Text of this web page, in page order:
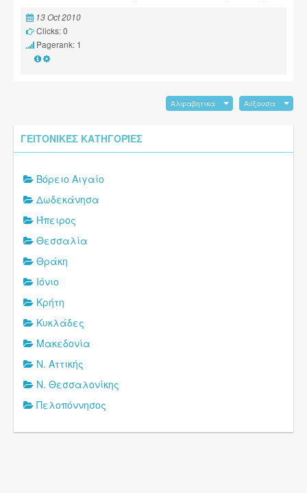
13 Oct 2010
Clicks: 0
Pagerank: 1
Αλφαβητικά Αύξουσα
ΓΕΙΤΟΝΙΚΈΣ ΚΑΤΗΓΟΡΊΕΣ
Βόρειο Αιγαίο
Δωδεκάνησα
Ήπειρος
Θεσσαλία
Θράκη
Ιόνιο
Κρήτη
Κυκλάδες
Μακεδονία
Ν. Αττικής
Ν. Θεσσαλονίκης
Πελοπόννησος